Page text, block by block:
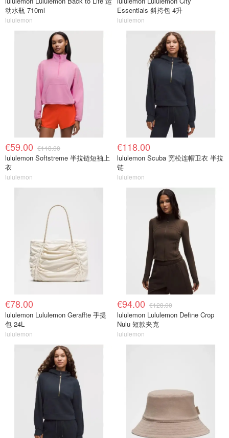
动水瓶 710ml
lululemon
Essentials 斜挎包 4升
lululemon
€59.00 €118.00
lululemon Softstreme 半拉链短袖上
衣
lululemon
€118.00
lululemon Scuba 宽松连帽卫衣 半拉
链
lululemon
€78.00
lululemon Lululemon Geraffte 手提
包 24L
lululemon
€94.00 €128.00
lululemon Lululemon Define Crop
Nulu 短款夹克
lululemon